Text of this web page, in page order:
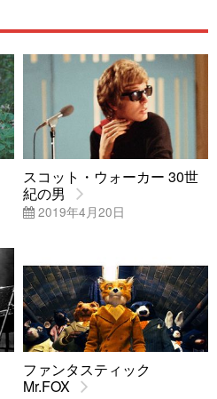
スコット・ウォーカー 30世
紀の男
2019年4月20日
ファンタスティック
Mr.FOX